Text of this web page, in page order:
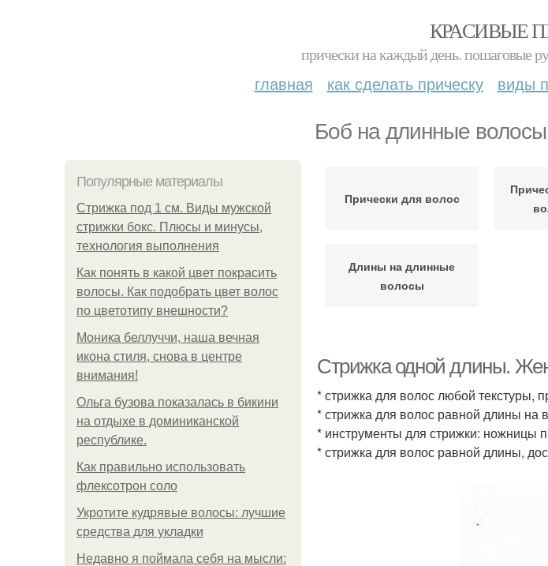
КРАСИВЫЕ
прически на каждый день. пошаговые
главная как сделать прическу виды
Боб на длинные волосы
Популярные материалы
Стрижка под 1 см. Виды мужской
стрижки бокс. Плюсы и минусы,
технология выполнения
Как понять в какой цвет покрасить
волосы. Как подобрать цвет волос
по цветотипу внешности?
Моника беллуччи, наша вечная
икона стиля, снова в центре
внимания!
Ольга бузова показалась в бикини
на отдыхе в доминиканской
республике.
Как правильно использовать
флексотрон соло
Укротите кудрявые волосы: лучшие
средства для укладки
Недавно я поймала себя на мысли:
Прически для волос
Длины на длинные
волосы
Стрижка одной длины.
* стрижка для волос любой текстуры,
* стрижка для волос равной длины на
* инструменты для стрижки: ножницы
* стрижка для волос равной длины,